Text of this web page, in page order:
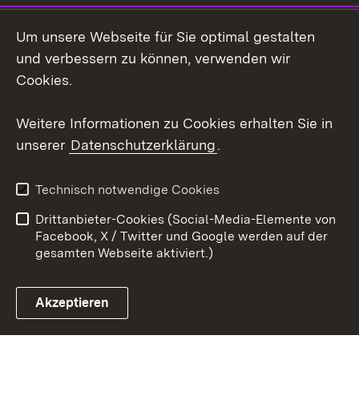
Mastodon
Youtube
Link zum Landesportal
Kontakt
Datenschutz
Barrierefreiheit
Impressum Cookies
Um unsere Webseite für Sie optimal gestalten
und verbessern zu können, verwenden wir
Cookies.
Weitere Informationen zu Cookies erhalten Sie in
unserer Datenschutzerklärung.
Technisch notwendige Cookies
Drittanbieter-Cookies (Social-Media-Elemente von
Facebook, X / Twitter und Google werden auf der
gesamten Webseite aktiviert.)
Akzeptieren